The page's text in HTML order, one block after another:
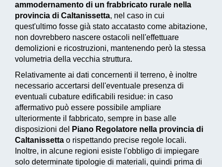
ammodernamento di un frabbricato rurale nella
provincia di Caltanissetta, nel caso in cui
quest'ultimo fosse già stato accatasto come abitazione,
non dovrebbero nascere ostacoli nell'effettuare
demolizioni e ricostruzioni, mantenendo però la stessa
volumetria della vecchia struttura.
Relativamente ai dati concernenti il terreno, è inoltre
necessario accertarsi dell'eventuale presenza di
eventuali cubature edificabili residue: in caso
affermativo può essere possibile ampliare
ulteriormente il fabbricato, sempre in base alle
disposizioni del
Piano Regolatore nella provincia di
Caltanissetta o rispettando precise regole locali.
Inoltre, in alcune regioni esiste l'obbligo di impiegare
solo determinate tipologie di materiali, quindi prima di